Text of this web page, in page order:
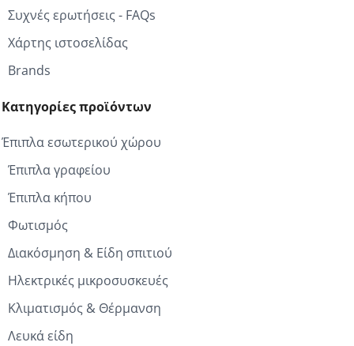
Συχνές ερωτήσεις - FAQs
Χάρτης ιστοσελίδας
Brands
Κατηγορίες προϊόντων
Έπιπλα εσωτερικού χώρου
Έπιπλα γραφείου
Έπιπλα κήπου
Φωτισμός
Διακόσμηση & Είδη σπιτιού
Ηλεκτρικές μικροσυσκευές
Κλιματισμός & Θέρμανση
Λευκά είδη